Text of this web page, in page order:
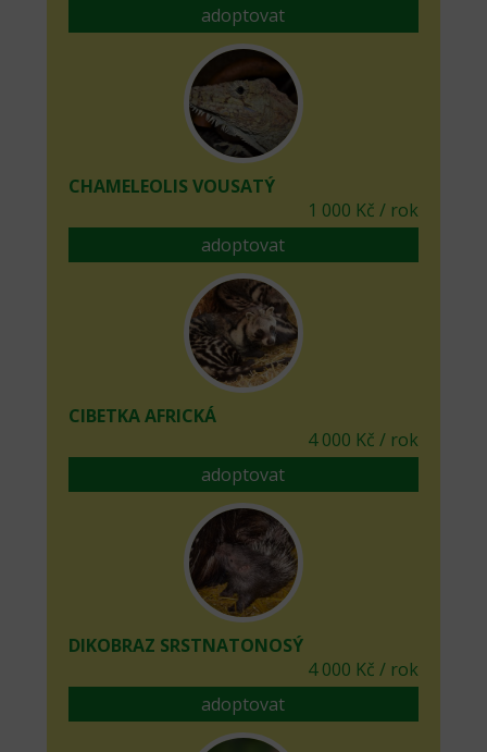
adoptovat
CHAMELEOLIS VOUSATÝ
1 000 Kč / rok
adoptovat
CIBETKA AFRICKÁ
4 000 Kč / rok
adoptovat
DIKOBRAZ SRSTNATONOSÝ
4 000 Kč / rok
adoptovat